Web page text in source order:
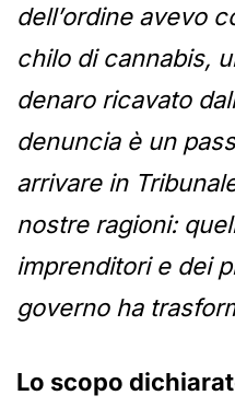
dell’ordine avevo
chilo di cannabis,
denaro ricavato
denuncia è un
arrivare in
nostre ragioni:
imprenditori e dei
governo ha
Lo scopo